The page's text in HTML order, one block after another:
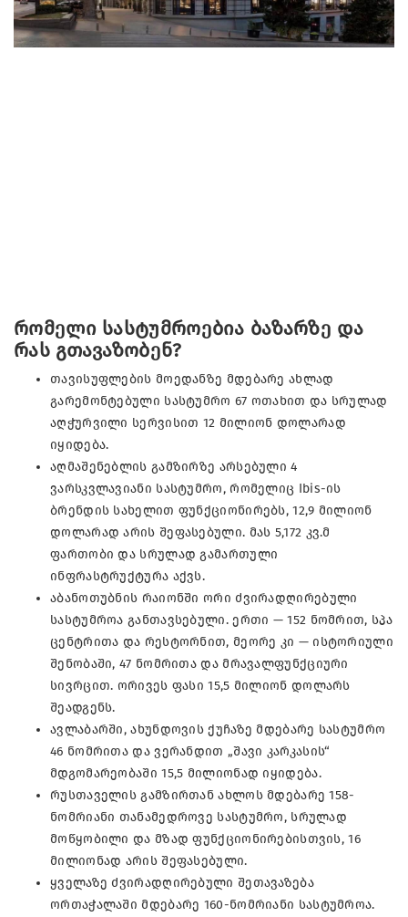
რომელი სასტუმროებია ბაზარზე და
რას გთავაზობენ?
თავისუფლების მოედანზე მდებარე ახლად
გარემონტებული სასტუმრო 67 ოთახით და სრულად
აღჭურვილი სერვისით 12 მილიონ დოლარად
იყიდება.
აღმაშენებლის გამზირზე არსებული 4
ვარსკვლავიანი სასტუმრო, რომელიც Ibis-ის
ბრენდის სახელით ფუნქციონირებს, 12,9 მილიონ
დოლარად არის შეფასებული. მას 5,172 კვ.მ
ფართობი და სრულად გამართული
ინფრასტრუქტურა აქვს.
აბანოთუბნის რაიონში ორი ძვირადღირებული
სასტუმროა განთავსებული. ერთი — 152 ნომრით, სპა
ცენტრითა და რესტორნით, მეორე კი — ისტორიული
შენობაში, 47 ნომრითა და მრავალფუნქციური
სივრცით. ორივეს ფასი 15,5 მილიონ დოლარს
შეადგენს.
ავლაბარში, ახუნდოვის ქუჩაზე მდებარე სასტუმრო
46 ნომრითა და ვერანდით „შავი კარკასის“
მდგომარეობაში 15,5 მილიონად იყიდება.
რუსთაველის გამზირთან ახლოს მდებარე 158-
ნომრიანი თანამედროვე სასტუმრო, სრულად
მოწყობილი და მზად ფუნქციონირებისთვის, 16
მილიონად არის შეფასებული.
ყველაზე ძვირადღირებული შეთავაზება
ორთაჭალაში მდებარე 160-ნომრიანი სასტუმროა.